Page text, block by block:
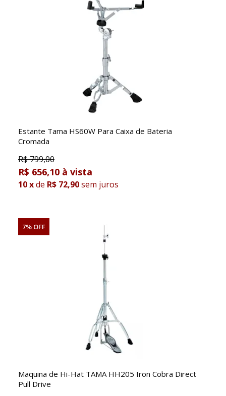
Estante Tama HS60W Para Caixa de Bateria
Cromada
R$799,00
R$ 656,10
10xde R$ 72,90sem juros
7% OFF
Maquina de Hi-Hat TAMA HH205 Iron Cobra Direct
Pull Drive